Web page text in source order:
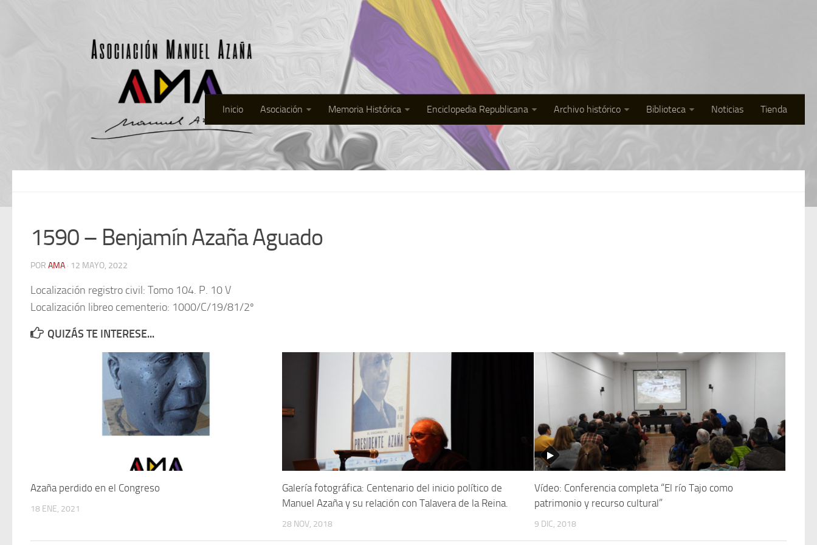
Inicio Asociación Memoria Histórica Enciclopedia Republicana Archivo histórico Biblioteca Noticias Tienda
1590 – Benjamín Azaña Aguado
POR AMA · 12 MAYO, 2022
Localización registro civil: Tomo 104. P. 10 V
Localización libreo cementerio: 1000/C/19/81/2º
QUIZÁS TE INTERESE...
Azaña perdido en el Congreso
18 ENE, 2021
Galería fotográfica: Centenario del inicio político de
Manuel Azaña y su relación con Talavera de la Reina.
28 NOV, 2018
Vídeo: Conferencia completa “El río Tajo como
patrimonio y recurso cultural”
9 DIC, 2018